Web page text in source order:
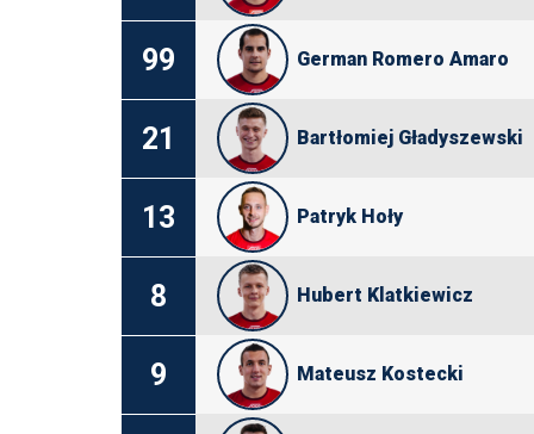
99 German Romero Amaro
21 Bartłomiej Gładyszewski
13 Patryk Hoły
8 Hubert Klatkiewicz
9 Mateusz Kostecki